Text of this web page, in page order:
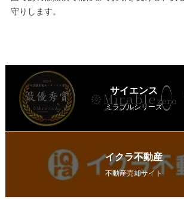
守りします。
サイエンス
ミラブルシリーズ
イクラ不動産
不動産売却サイト